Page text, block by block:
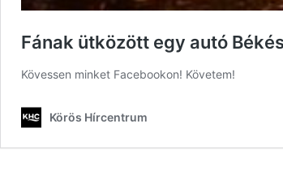
Fának ütközött egy autó
Kövessen minket Facebookon! Követem!
Körös Hírcentrum